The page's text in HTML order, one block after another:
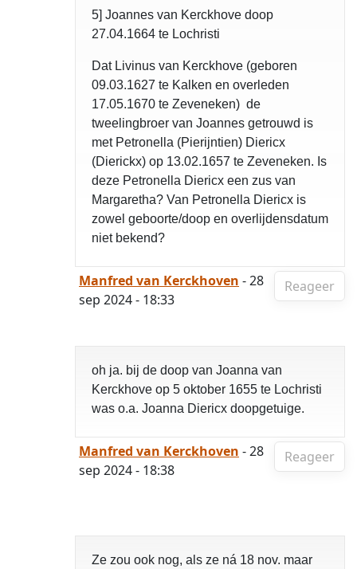
5] Joannes van Kerckhove doop
27.04.1664 te Lochristi
Dat Livinus van Kerckhove (geboren
09.03.1627 te Kalken en overleden
17.05.1670 te Zeveneken) de
tweelingbroer van Joannes getrouwd is
met Petronella (Pierijntien) Diericx
(Dierickx) op 13.02.1657 te Zeveneken. Is
deze Petronella Diericx een zus van
Margaretha? Van Petronella Diericx is
zowel geboorte/doop en overlijdensdatum
niet bekend?
Reageer
Manfred van Kerckhoven - 28
sep 2024 - 18:33
oh ja. bij de doop van Joanna van
Kerckhove op 5 oktober 1655 te Lochristi
was o.a. Joanna Diericx doopgetuige.
Reageer
Manfred van Kerckhoven - 28
sep 2024 - 18:38
Ze zou ook nog, als ze ná 18 nov. maar